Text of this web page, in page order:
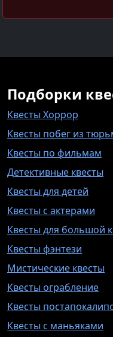
Подборки
Квесты Хоррор
Квесты побег из
Квесты по фильмам
Детективные квесты
Квесты для детей
Квесты с актерами
Квесты для большой
Квесты фэнтези
Мистические квесты
Квесты ограбление
Квесты
Квесты с маньяками